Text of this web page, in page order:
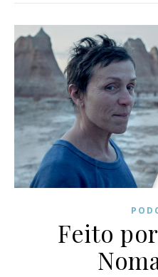
Feito por